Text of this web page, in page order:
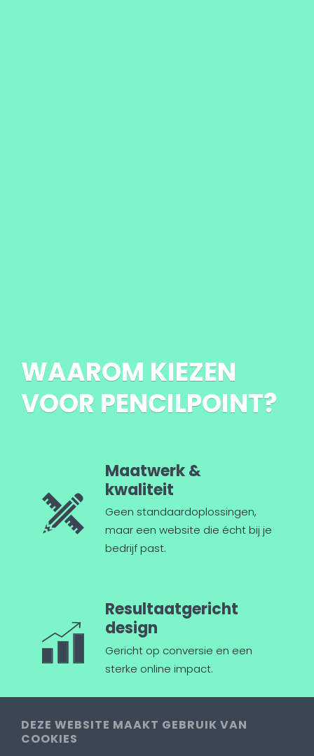
DEZE WEBSITE MAAKT GEBRUIK VAN
COOKIES
WAAROM KIEZEN
VOOR PENCILPOINT?
Maatwerk &
kwaliteit
Geen standaard­oplossingen,
maar een website die écht bij je
bedrijf past.
Resultaatgericht
design
Gericht op conversie en een
sterke online impact.
SEO & vindbaarheid